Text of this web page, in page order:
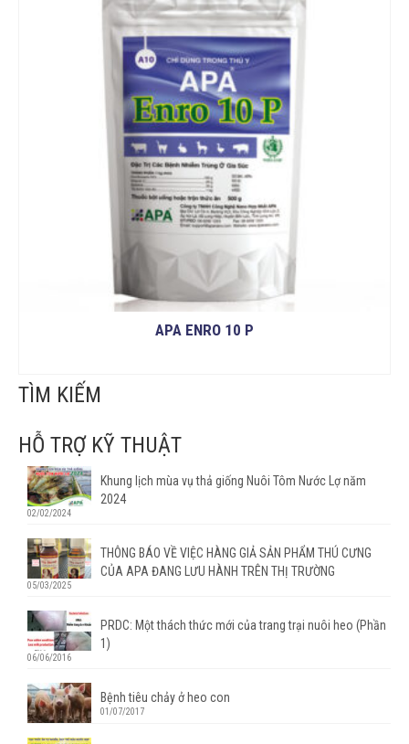
APA ENRO 10 P
TÌM KIẾM
HỖ TRỢ KỸ THUẬT
Khung lịch mùa vụ thả giống Nuôi Tôm Nước Lợ năm
2024
02/02/2024
THÔNG BÁO VỀ VIỆC HÀNG GIẢ SẢN PHẨM THÚ CƯNG
CỦA APA ĐANG LƯU HÀNH TRÊN THỊ TRƯỜNG
05/03/2025
PRDC: Một thách thức mới của trang trại nuôi heo (Phần
1)
06/06/2016
Bệnh tiêu chảy ở heo con
01/07/2017